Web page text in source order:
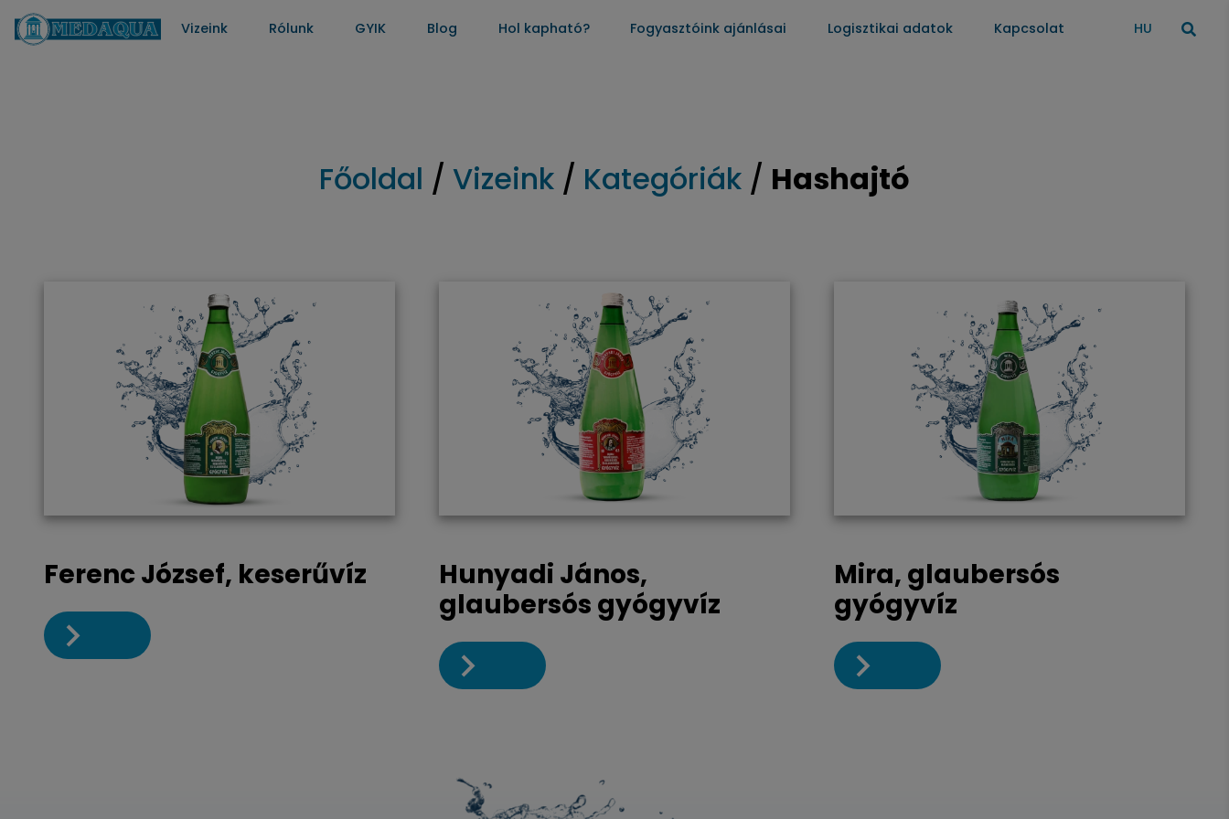
Vizeink Rólunk GYIK Blog Hol kapható? Fogyasztóink ajánlásai Logisztikai adatok Kapcsolat HU
Főoldal / Vizeink / Kategóriák / Hashajtó
Ferenc József, keserűvíz
Hunyadi János,
glaubersós gyógyvíz
Mira, glaubersós
gyógyvíz